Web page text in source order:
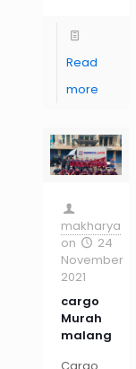
Read
more
makharya
on
24
November
2021
cargo
Murah
malang